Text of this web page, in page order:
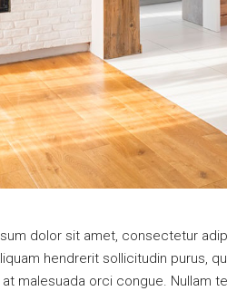
dolor sit amet, consectetur
hendrerit sollicitudin purus,
at malesuada orci congue. Nullam